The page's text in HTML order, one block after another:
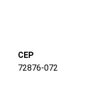
CEP
72876-072